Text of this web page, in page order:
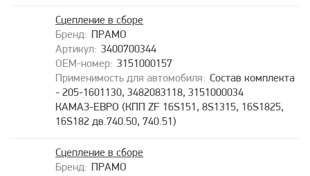
ПРАМО
3400700344
3151000157
Сцепление в сборе
Состав комплекта
- 205-1601130, 3482083118, 3151000034
КАМАЗ-ЕВРО (КПП ZF 16S151, 8S1315, 16S1825,
16S182 дв.740.50, 740.51)
ПРАМО
Сцепление в сборе